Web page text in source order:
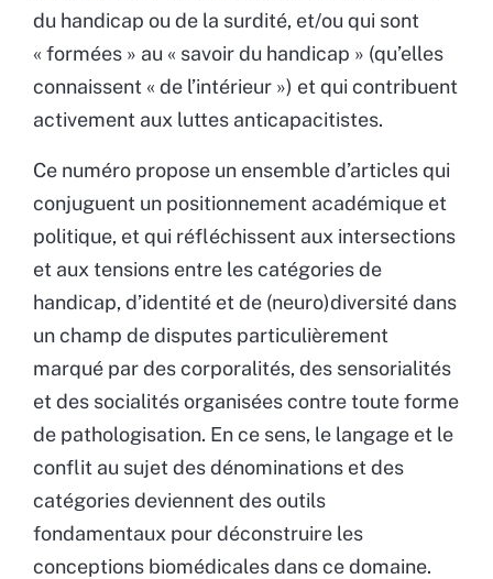
du handicap ou de la surdité, et/ou qui sont
« formées » au « savoir du handicap » (qu’elles
connaissent « de l’intérieur ») et qui contribuent
activement aux luttes anticapacitistes.
Ce numéro propose un ensemble d’articles qui
conjuguent un positionnement académique et
politique, et qui réfléchissent aux intersections
et aux tensions entre les catégories de
handicap, d’identité et de (neuro)diversité dans
un champ de disputes particulièrement
marqué par des corporalités, des sensorialités
et des socialités organisées contre toute forme
de pathologisation. En ce sens, le langage et le
conflit au sujet des dénominations et des
catégories deviennent des outils
fondamentaux pour déconstruire les
conceptions biomédicales dans ce domaine.